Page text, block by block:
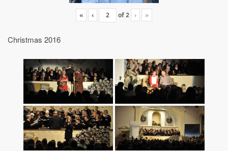
« ‹ of2 › »
Christmas 2016